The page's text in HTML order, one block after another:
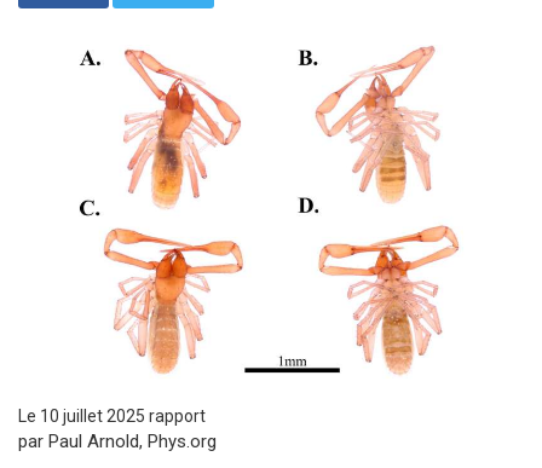
Le 10 juillet 2025 rapport
par Paul Arnold, Phys.org